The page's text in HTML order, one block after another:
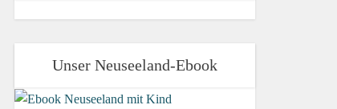
Unser Neuseeland-Ebook